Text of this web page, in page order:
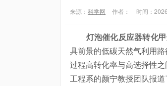
来源： 科学网 作者： 时间：
灯泡催化反应器转化
具前景的低碳天然气利用
过程高转化率与高选择性
工程系的颜宁教授团队报